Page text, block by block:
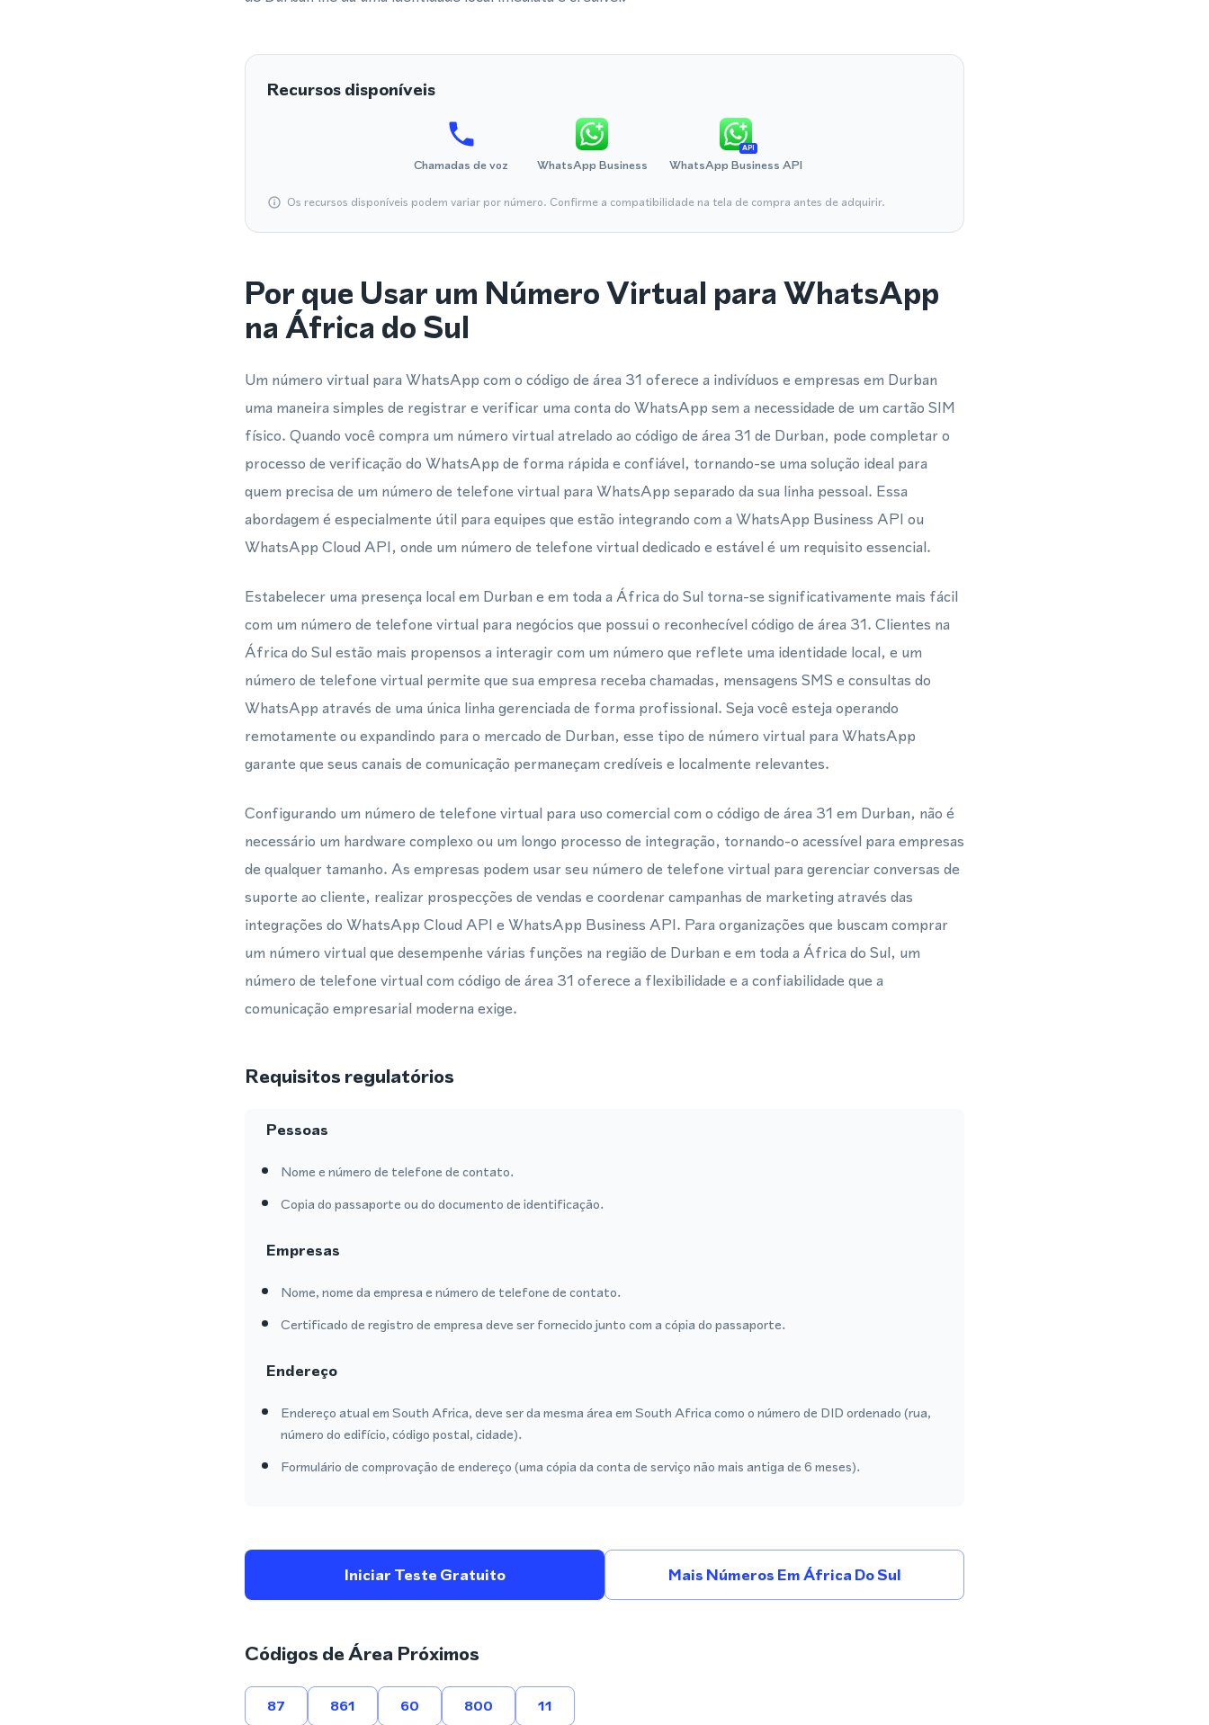
Recursos disponíveis
Chamadas de voz WhatsApp Business
API
WhatsApp Business API
Os recursos disponíveis podem variar por número. Confirme a compatibilidade na tela de compra antes de adquirir.
Por que Usar um Número Virtual para WhatsApp
na África do Sul
Um número virtual para WhatsApp com o código de área 31 oferece a indivíduos e empresas em Durban
uma maneira simples de registrar e verificar uma conta do WhatsApp sem a necessidade de um cartão SIM
físico. Quando você compra um número virtual atrelado ao código de área 31 de Durban, pode completar o
processo de verificação do WhatsApp de forma rápida e confiável, tornando-se uma solução ideal para
quem precisa de um número de telefone virtual para WhatsApp separado da sua linha pessoal. Essa
abordagem é especialmente útil para equipes que estão integrando com a WhatsApp Business API ou
WhatsApp Cloud API, onde um número de telefone virtual dedicado e estável é um requisito essencial.
Estabelecer uma presença local em Durban e em toda a África do Sul torna-se significativamente mais fácil
com um número de telefone virtual para negócios que possui o reconhecível código de área 31. Clientes na
África do Sul estão mais propensos a interagir com um número que reflete uma identidade local, e um
número de telefone virtual permite que sua empresa receba chamadas, mensagens SMS e consultas do
WhatsApp através de uma única linha gerenciada de forma profissional. Seja você esteja operando
remotamente ou expandindo para o mercado de Durban, esse tipo de número virtual para WhatsApp
garante que seus canais de comunicação permaneçam credíveis e localmente relevantes.
Configurando um número de telefone virtual para uso comercial com o código de área 31 em Durban, não é
necessário um hardware complexo ou um longo processo de integração, tornando-o acessível para empresas
de qualquer tamanho. As empresas podem usar seu número de telefone virtual para gerenciar conversas de
suporte ao cliente, realizar prospecções de vendas e coordenar campanhas de marketing através das
integrações do WhatsApp Cloud API e WhatsApp Business API. Para organizações que buscam comprar
um número virtual que desempenhe várias funções na região de Durban e em toda a África do Sul, um
número de telefone virtual com código de área 31 oferece a flexibilidade e a confiabilidade que a
comunicação empresarial moderna exige.
Requisitos regulatórios
Pessoas
Nome e número de telefone de contato.
Copia do passaporte ou do documento de identificação.
Empresas
Nome, nome da empresa e número de telefone de contato.
Certificado de registro de empresa deve ser fornecido junto com a cópia do passaporte.
Endereço
Endereço atual em South Africa, deve ser da mesma área em South Africa como o número de DID ordenado (rua,
número do edifício, código postal, cidade).
Formulário de comprovação de endereço (uma cópia da conta de serviço não mais antiga de 6 meses).
Iniciar Teste Gratuito Mais Números Em África Do Sul
Códigos de Área Próximos
87 861 60 800 11